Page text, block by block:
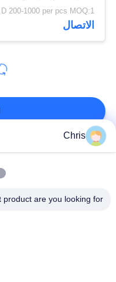
لمقاومة التآكل العالية
ومقاومة الشاشات
الاهتزازية للتآكل
الاتصال
فئات شعبية
مادة غير منسوجة
Chris
are you looking for?